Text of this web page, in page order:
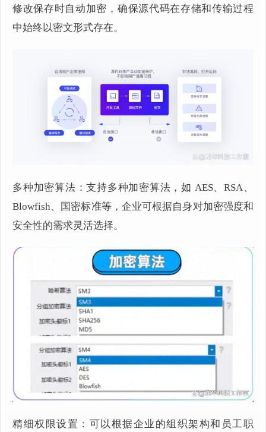
修改保存时自动加密，确保源代码在存储和传输过程
中始终以密文形式存在。
多种加密算法：支持多种加密算法，如 AES、RSA、
Blowfish、国密标准等，企业可根据自身对加密强度和
安全性的需求灵活选择。
精细权限设置：可以根据企业的组织架构和员工职